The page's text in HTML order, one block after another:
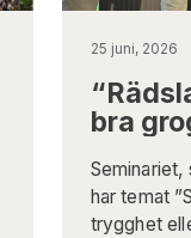
25 juni, 2026
bra
Seminariet,
har temat
trygghet